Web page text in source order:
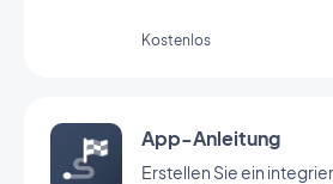
Kostenlos
App-Anleitung
Erstellen Sie ein